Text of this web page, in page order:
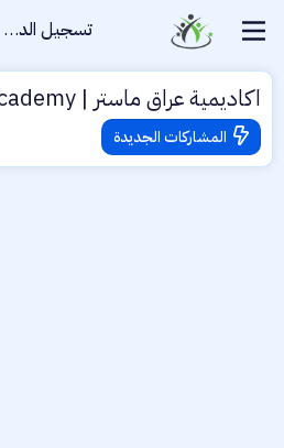
تسجيل الدخول
اكاديمية عراق ماستر | IQ Master Academy
المشاركات الجديدة